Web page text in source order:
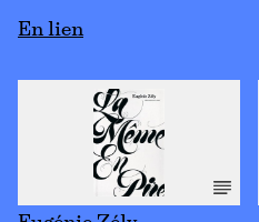
En lien